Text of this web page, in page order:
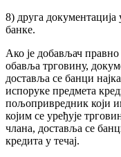
8) друга
банке.
Ако је добављач
обавља трговину,
доставља се банци
испоруке предмета
пољопривредник који
којим се уређује
члана, доставља се
кредита у течај.